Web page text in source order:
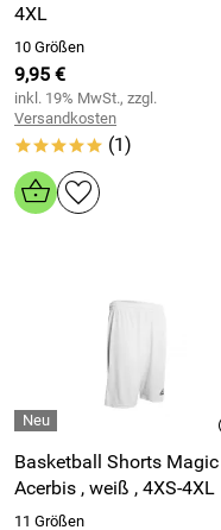
4XL
10 Größen
9,95 €
inkl. 19% MwSt., zzgl.
Versandkosten
***** (1)
Basketball Shorts Magic v.
Acerbis , weiß , 4XS-4XL
11 Größen